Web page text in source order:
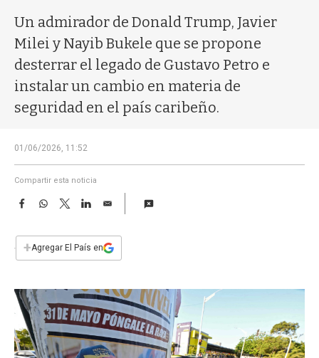
Un admirador de Donald Trump, Javier
Milei y Nayib Bukele que se propone
desterrar el legado de Gustavo Petro e
instalar un cambio en materia de
seguridad en el país caribeño.
01/06/2026, 11:52
Compartir esta noticia
F
e
b
k
W
s
T
w
t
L
n
E
i
l
+Agregar El País en